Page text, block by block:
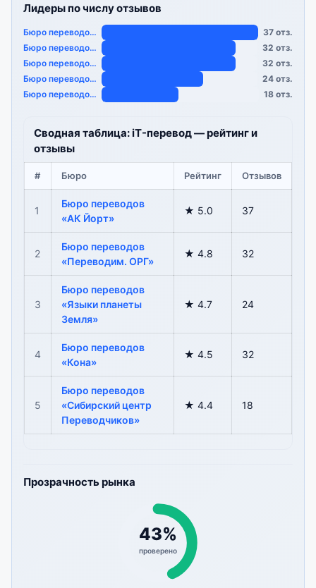
Лидеры по числу отзывов
Бюро переводов «…
37 отз.
Бюро переводов «…
32 отз.
Бюро переводов «…
32 отз.
Бюро переводов «…
24 отз.
Бюро переводов «…
18 отз.
Сводная таблица: iT-перевод — рейтинг и
отзывы
# Бюро Рейтинг Отзывов
1
Бюро переводов
«АК Йорт»
★ 5.0 37
2
Бюро переводов
«Переводим. ОРГ»
★ 4.8 32
3
Бюро переводов
«Языки планеты
Земля»
★ 4.7 24
4
Бюро переводов
«Кона»
★ 4.5 32
5
Бюро переводов
«Сибирский центр
Переводчиков»
★ 4.4 18
Прозрачность рынка
43%
проверено